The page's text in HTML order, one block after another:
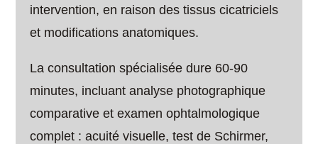
intervention, en raison des tissus cicatriciels
et modifications anatomiques.
La consultation spécialisée dure 60-90
minutes, incluant analyse photographique
comparative et examen ophtalmologique
complet : acuité visuelle, test de Schirmer,